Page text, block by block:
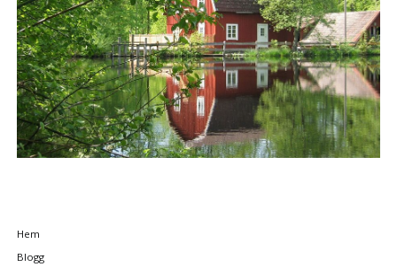
Ta
navigering
Hem
Blogg